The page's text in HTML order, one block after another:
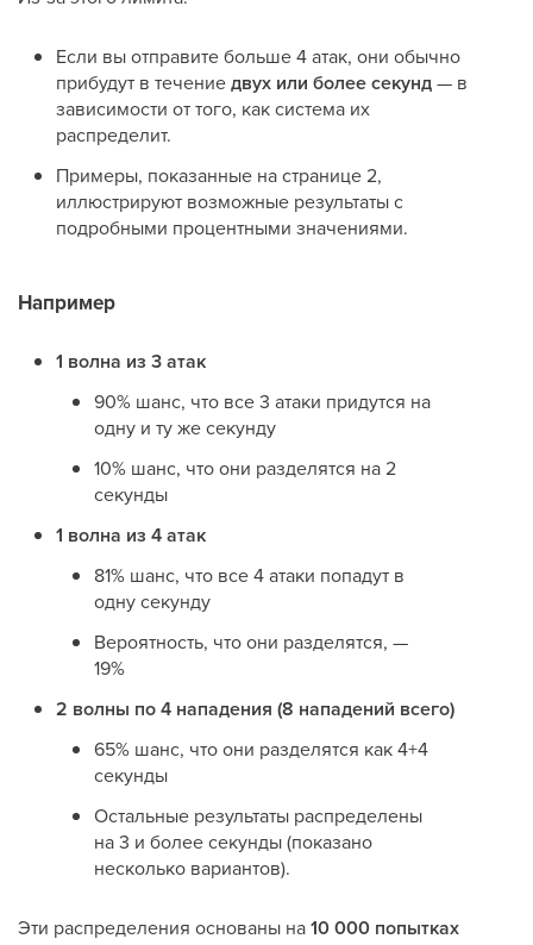
Если вы отправите больше 4 атак, они обычно
прибудут в течениедвух или более секунд— в
зависимости от того, как система их
распределит.
Примеры, показанные на странице 2,
иллюстрируют возможные результаты с
подробными процентными значениями.
Например
1 волна из 3 атак
90% шанс, что все 3 атаки придутся на
одну и ту же секунду
10% шанс, что они разделятся на 2
секунды
1 волна из 4 атак
81% шанс, что все 4 атаки попадут в
одну секунду
Вероятность, что они разделятся, —
19%
2 волны по 4 нападения (8 нападений всего)
65% шанс, что они разделятся как 4+4
секунды
Остальные результаты распределены
на 3 и более секунды (показано
несколько вариантов).
Эти распределения основаны на10 000 попытках